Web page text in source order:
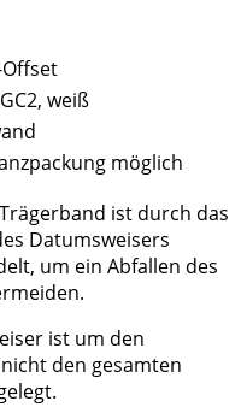
Offset
weiß
möglich
ist durch das
Datumsweisers
um ein Abfallen des
ist um den
den gesamten